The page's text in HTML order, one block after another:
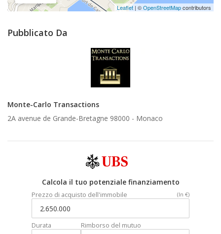
Leaflet | ©OpenStreetMapcontributors
Pubblicato Da
Monte-Carlo Transactions
2A avenue de Grande-Bretagne 98000 - Monaco
Calcola il tuo potenziale finanziamento
Prezzo di acquisto dell'immobile (In €)
Durata
Rimborso del mutuo